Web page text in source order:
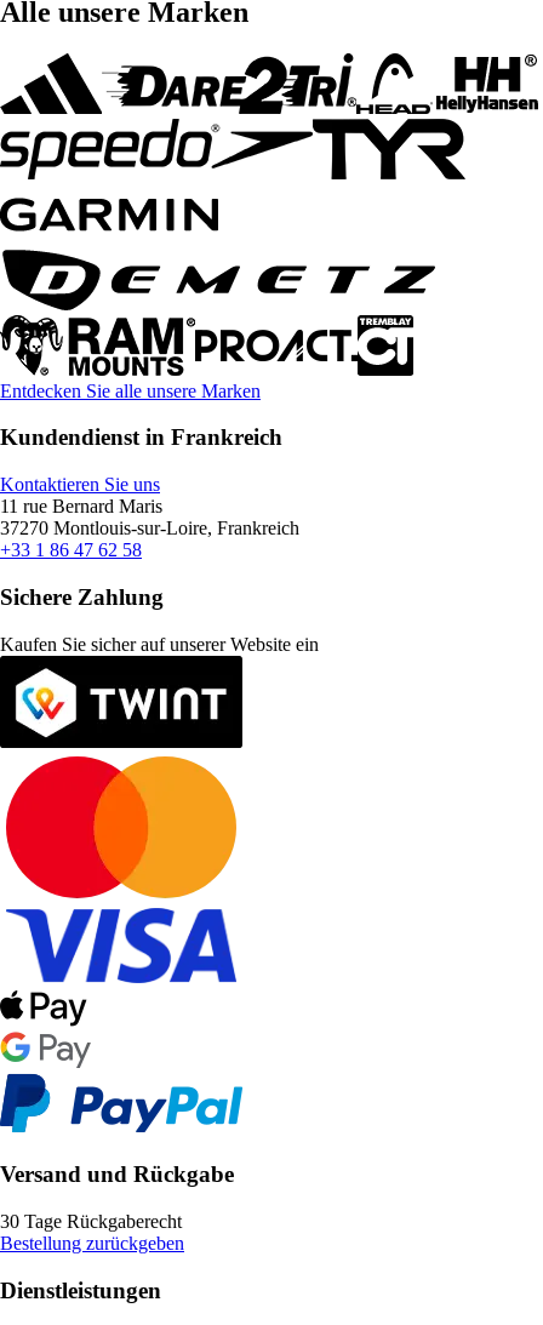
Alle unsere Marken
Entdecken Sie alle unsere Marken
Kundendienst in Frankreich
Kontaktieren Sie uns
11 rue Bernard Maris
37270 Montlouis-sur-Loire, Frankreich
+33 1 86 47 62 58
Sichere Zahlung
Kaufen Sie sicher auf unserer Website ein
Versand und Rückgabe
30 Tage Rückgaberecht
Bestellung zurückgeben
Dienstleistungen